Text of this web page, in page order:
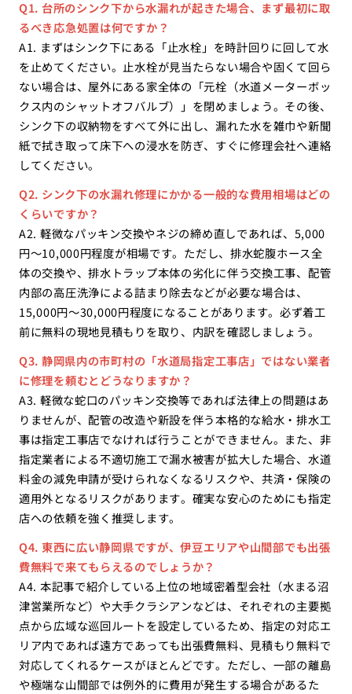
Q1. 台所のシンク下から水漏れが起きた場合、まず最初に取
るべき応急処置は何ですか？
A1. まずはシンク下にある「止水栓」を時計回りに回して水
を止めてください。止水栓が見当たらない場合や固くて回ら
ない場合は、屋外にある家全体の「元栓（水道メーターボッ
クス内のシャットオフバルブ）」を閉めましょう。その後、
シンク下の収納物をすべて外に出し、漏れた水を雑巾や新聞
紙で拭き取って床下への浸水を防ぎ、すぐに修理会社へ連絡
してください。
Q2. シンク下の水漏れ修理にかかる一般的な費用相場はどの
くらいですか？
A2. 軽微なパッキン交換やネジの締め直しであれば、5,000
円〜10,000円程度が相場です。ただし、排水蛇腹ホース全
体の交換や、排水トラップ本体の劣化に伴う交換工事、配管
内部の高圧洗浄による詰まり除去などが必要な場合は、
15,000円〜30,000円程度になることがあります。必ず着工
前に無料の現地見積もりを取り、内訳を確認しましょう。
Q3. 静岡県内の市町村の「水道局指定工事店」ではない業者
に修理を頼むとどうなりますか？
A3. 軽微な蛇口のパッキン交換等であれば法律上の問題はあ
りませんが、配管の改造や新設を伴う本格的な給水・排水工
事は指定工事店でなければ行うことができません。また、非
指定業者による不適切施工で漏水被害が拡大した場合、水道
料金の減免申請が受けられなくなるリスクや、共済・保険の
適用外となるリスクがあります。確実な安心のためにも指定
店への依頼を強く推奨します。
Q4. 東西に広い静岡県ですが、伊豆エリアや山間部でも出張
費無料で来てもらえるのでしょうか？
A4. 本記事で紹介している上位の地域密着型会社（水まる沼
津営業所など）や大手クラシアンなどは、それぞれの主要拠
点から広域な巡回ルートを設定しているため、指定の対応エ
リア内であれば遠方であっても出張費無料、見積もり無料で
対応してくれるケースがほとんどです。ただし、一部の離島
や極端な山間部では例外的に費用が発生する場合があるた